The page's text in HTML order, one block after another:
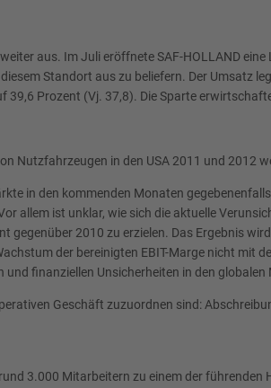
aus. Im Juli eröffnete SAF-HOLLAND
Standort aus zu beliefern. Der Umsatz
Prozent (Vj. 37,8). Die Sparte
Nutzfahrzeugen in den USA 2011 und 2012
in den kommenden Monaten
allem ist unklar, wie sich die aktuelle
2010 zu erzielen. Das Ergebnis
der bereinigten EBIT-Marge nicht
finanziellen Unsicherheiten in den globalen
Geschäft zuzuordnen sind:
3.000 Mitarbeitern zu einem der